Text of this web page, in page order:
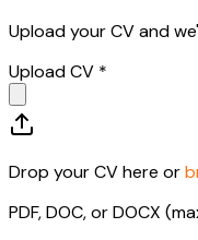
Upload your CV and
Upload CV *
Drop your CV here or
PDF, DOC, or DOCX